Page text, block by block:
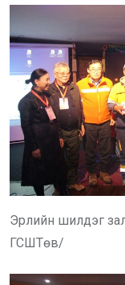
Эрлийн шилдэг
ГСШТөв/